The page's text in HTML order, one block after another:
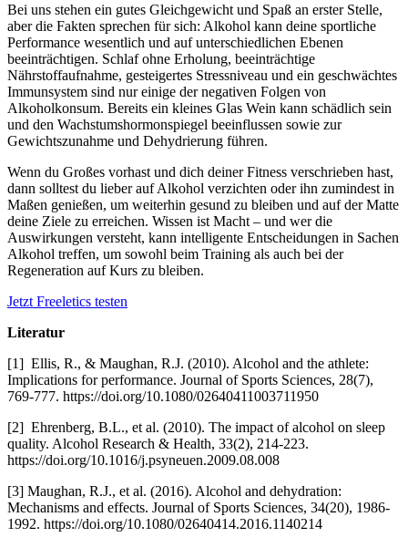
Bei uns stehen ein gutes Gleichgewicht und Spaß an erster Stelle,
aber die Fakten sprechen für sich: Alkohol kann deine sportliche
Performance wesentlich und auf unterschiedlichen Ebenen
beeinträchtigen. Schlaf ohne Erholung, beeinträchtige
Nährstoffaufnahme, gesteigertes Stressniveau und ein geschwächtes
Immunsystem sind nur einige der negativen Folgen von
Alkoholkonsum. Bereits ein kleines Glas Wein kann schädlich sein
und den Wachstumshormonspiegel beeinflussen sowie zur
Gewichtszunahme und Dehydrierung führen.
Wenn du Großes vorhast und dich deiner Fitness verschrieben hast,
dann solltest du lieber auf Alkohol verzichten oder ihn zumindest in
Maßen genießen, um weiterhin gesund zu bleiben und auf der Matte
deine Ziele zu erreichen. Wissen ist Macht – und wer die
Auswirkungen versteht, kann intelligente Entscheidungen in Sachen
Alkohol treffen, um sowohl beim Training als auch bei der
Regeneration auf Kurs zu bleiben.
Jetzt Freeletics testen
Literatur
[1] Ellis, R., & Maughan, R.J. (2010). Alcohol and the athlete:
Implications for performance. Journal of Sports Sciences, 28(7),
769-777. https://doi.org/10.1080/02640411003711950
[2] Ehrenberg, B.L., et al. (2010). The impact of alcohol on sleep
quality. Alcohol Research & Health, 33(2), 214-223.
https://doi.org/10.1016/j.psyneuen.2009.08.008
[3] Maughan, R.J., et al. (2016). Alcohol and dehydration:
Mechanisms and effects. Journal of Sports Sciences, 34(20), 1986-
1992. https://doi.org/10.1080/02640414.2016.1140214